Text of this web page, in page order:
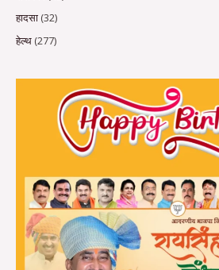
हादसा (32)
हेल्थ (277)